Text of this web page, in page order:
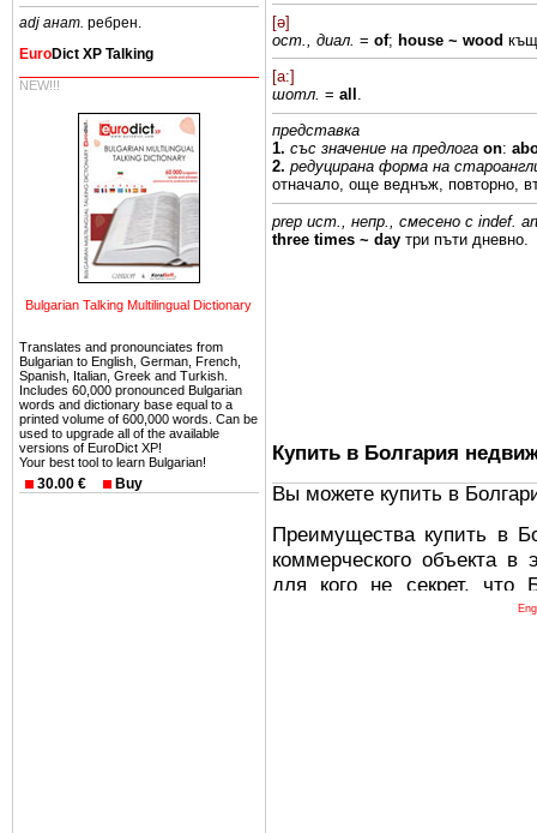
adj анат. ребрен.
EuroDict XP Talking
NEW!!!
Bulgarian Talking Multilingual Dictionary
Translates and pronounciates from
Bulgarian to English, German, French,
Spanish, Italian, Greek and Turkish.
Includes 60,000 pronounced Bulgarian
words and dictionary base equal to a
printed volume of 600,000 words. Can be
used to upgrade all of the available
versions of EuroDict XP!
Your best tool to learn Bulgarian!
30.00 € Buy
[ə]
ост., диал. = of; house ~ wood
[a:]
шотл. = all
представка
1. със значение на предлога on:
2. редуцирана форма на
отначало, още веднъж, повторно,
prep ист., непр., смесено с indef.
three times ~ day три пъти дневно.
Купить в Болгария
Вы можете купить в
Преимущества купить в
коммерческого объекта
для кого не секрет, что
древних и прекрасных